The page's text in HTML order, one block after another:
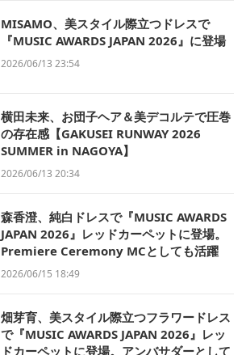
MISAMO、美スタイル際立つドレスで
『MUSIC AWARDS JAPAN 2026』に登場
2026/06/13 23:54
横田未来、お団子ヘア＆美デコルテで圧巻
の存在感【GAKUSEI RUNWAY 2026
SUMMER in NAGOYA】
2026/06/13 20:34
森香澄、純白ドレスで『MUSIC AWARDS
JAPAN 2026』レッドカーペットに登場。
Premiere Ceremony MCとしても活躍
2026/06/15 18:49
畑芽育、美スタイル際立つフラワードレス
で『MUSIC AWARDS JAPAN 2026』レッ
ドカーペットに登場。アンバサダーとして